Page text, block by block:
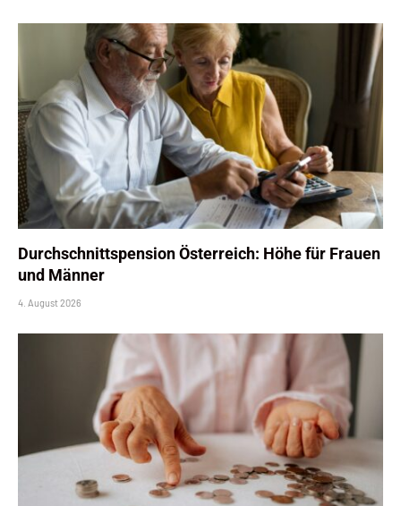
Durchschnittspension Österreich: Höhe für Frauen
und Männer
4. August 2026